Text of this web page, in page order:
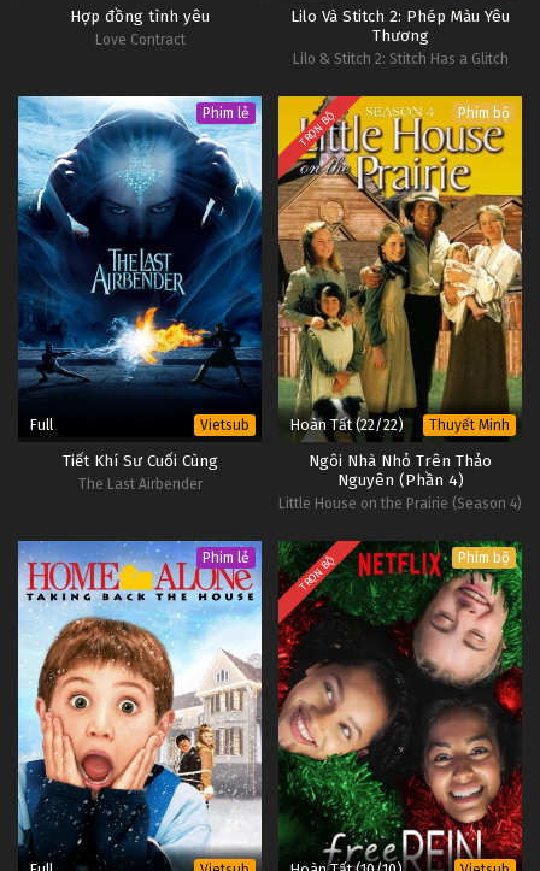
Hợp đồng tình yêu
Love Contract
Lilo Và Stitch 2: Phép Màu Yêu
Thương
Lilo & Stitch 2: Stitch Has a Glitch
Phim lẻ
Full Vietsub
Tiết Khí Sư Cuối Cùng
The Last Airbender
TRỌN BỘ Phim bộ
Hoàn Tất (22/22) Thuyết Minh
Ngôi Nhà Nhỏ Trên Thảo
Nguyên (Phần 4)
Little House on the Prairie (Season 4)
Phim lẻ TRỌN BỘ Phim bộ